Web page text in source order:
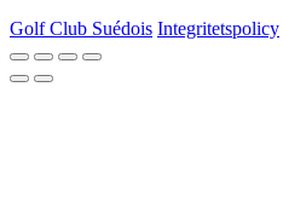
Golf Club Suédois Integritetspolicy